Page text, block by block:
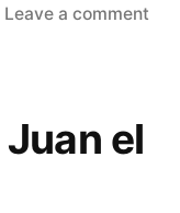
Leave a comment
el